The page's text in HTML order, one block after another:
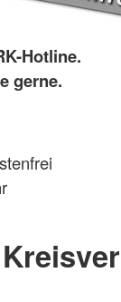
Hotline.
gerne.